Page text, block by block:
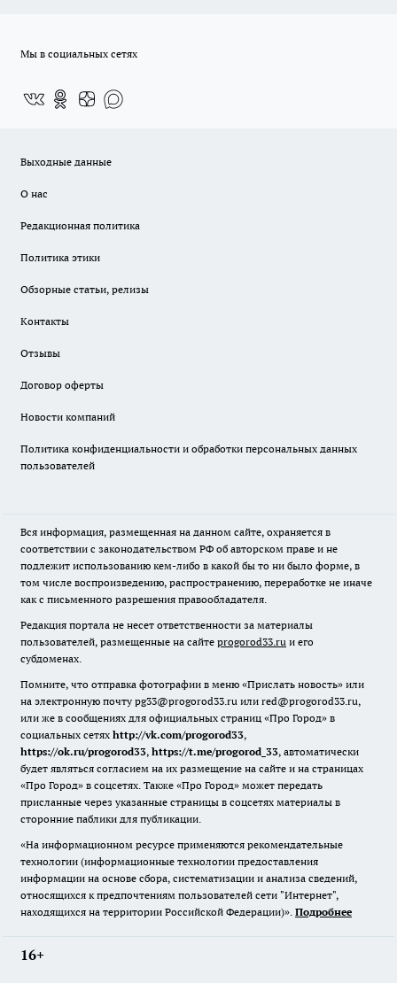
Мы в социальных сетях
Выходные данные
О нас
Редакционная политика
Политика этики
Обзорные статьи, релизы
Контакты
Отзывы
Договор оферты
Новости компаний
Политика конфиденциальности и обработки персональных данных
пользователей
Вся информация, размещенная на данном сайте, охраняется в
соответствии с законодательством РФ об авторском праве и не
подлежит использованию кем-либо в какой бы то ни было форме, в
том числе воспроизведению, распространению, переработке не иначе
как с письменного разрешения правообладателя.
Редакция портала не несет ответственности за материалы
пользователей, размещенные на сайте progorod33.ru и его
субдоменах.
Помните, что отправка фотографии в меню «Прислать новость» или
на электронную почту pg33@progorod33.ru или red@progorod33.ru,
или же в сообщениях для официальных страниц «Про Город» в
социальных сетях http://vk.com/progorod33,
https://ok.ru/progorod33, https://t.me/progorod_33, автоматически
будет являться согласием на их размещение на сайте и на страницах
«Про Город» в соцсетях. Также «Про Город» может передать
присланные через указанные страницы в соцсетях материалы в
сторонние паблики для публикации.
«На информационном ресурсе применяются рекомендательные
технологии (информационные технологии предоставления
информации на основе сбора, систематизации и анализа сведений,
относящихся к предпочтениям пользователей сети "Интернет",
находящихся на территории Российской Федерации)». Подробнее
16+